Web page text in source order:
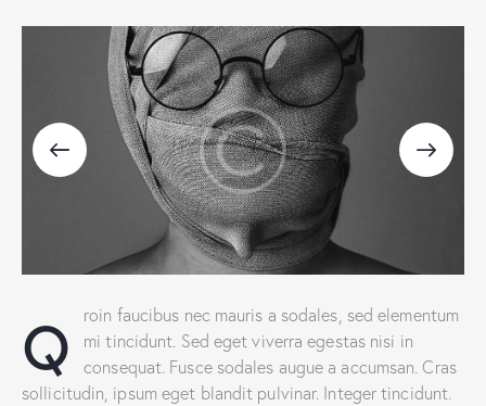
Q
roin faucibus nec mauris a sodales, sed elementum
mi tincidunt. Sed eget viverra egestas nisi in
consequat. Fusce sodales augue a accumsan. Cras
sollicitudin, ipsum eget blandit pulvinar. Integer tincidunt.